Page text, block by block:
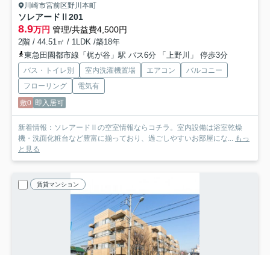
川崎市宮前区野川本町
ソレアードⅡ201
8.9万円 管理/共益費4,500円
2階 / 44.51㎡ / 1LDK /築18年
東急田園都市線「梶が谷」駅 バス6分 「上野川」 停歩3分
バス・トイレ別 室内洗濯機置場 エアコン
バルコニー
フローリング
電気有
敷0 即入居可
新着情報：ソレアードⅡの空室情報ならコチラ。室内設備は浴室乾燥
機・洗面化粧台など豊富に揃っており、過ごしやすいお部屋にな...
もっ
と見る
賃貸マンション